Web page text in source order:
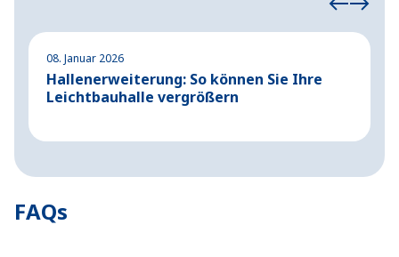
08. Januar 2026
Hallenerweiterung: So können Sie Ihre
Leichtbauhalle vergrößern
FAQs